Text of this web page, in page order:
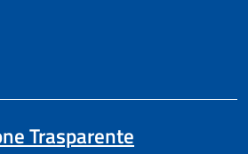
Trasparente